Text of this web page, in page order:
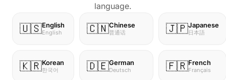
language.
🇺🇸English
English 🇨🇳Chinese
普通话 🇯🇵Japanese
日本語
🇰🇷Korean
한국어 🇩🇪German
Deutsch 🇫🇷French
Français